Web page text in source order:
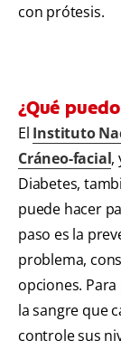
con prótesis.
¿Qué
El Instituto
Cráneo-facial,
Diabetes,
puede hacer
paso es la
problema,
opciones.
la sangre que
controle sus